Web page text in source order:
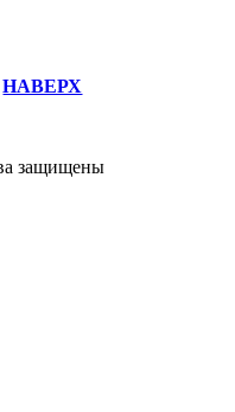
НАВЕРХ
защищены